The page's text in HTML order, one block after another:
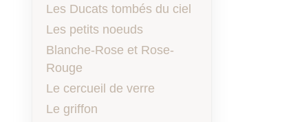
Les Ducats tombés du ciel
Les petits noeuds
Blanche-Rose et Rose-
Rouge
Le cercueil de verre
Le griffon